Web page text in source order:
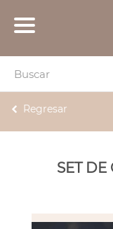
Regresar
SET DE